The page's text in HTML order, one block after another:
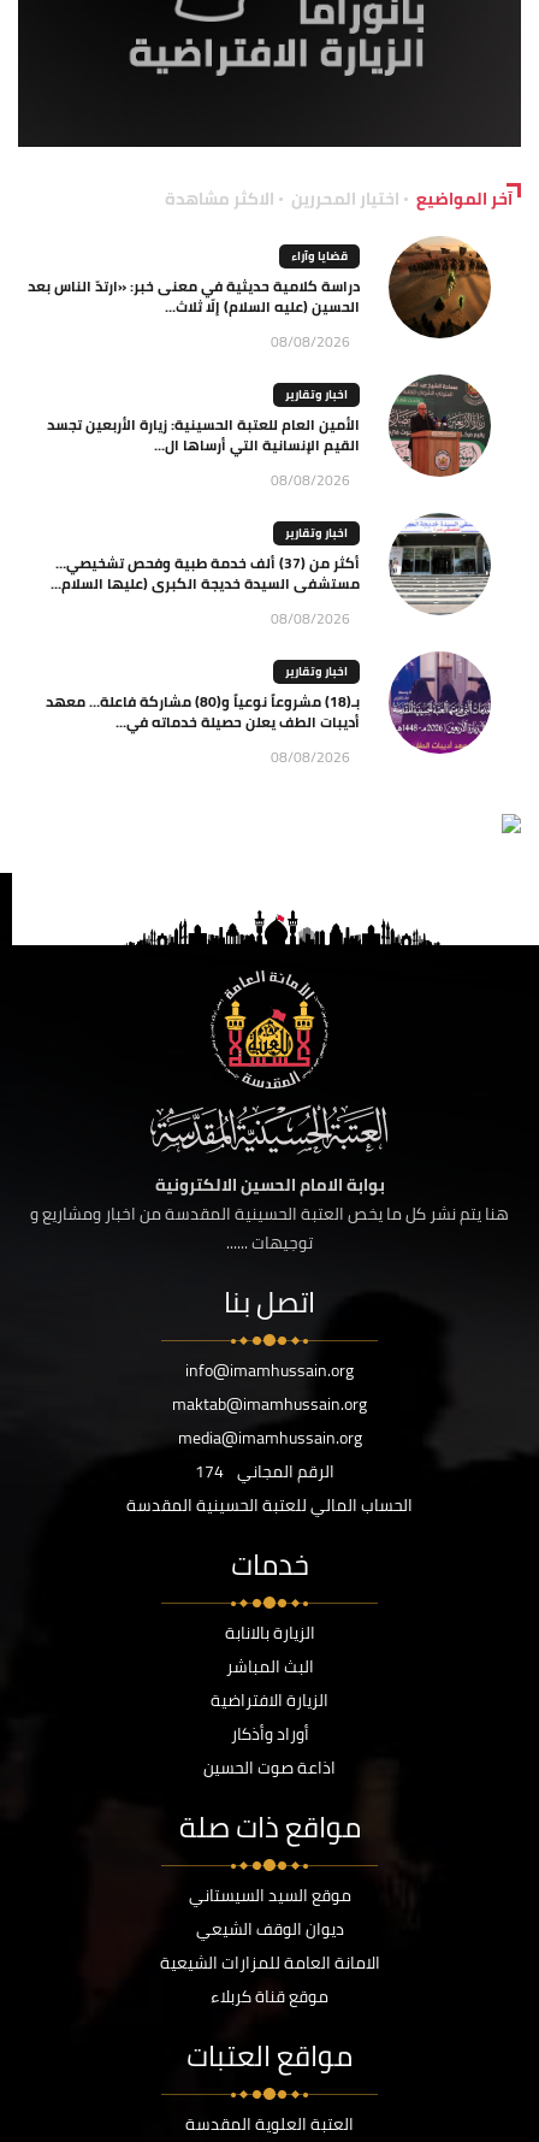
آخر المواضيع اختيار المحررين الاكثر مشاهدة
قضايا وآراء
دراسة كلامية حديثية في معنى خبر: «ارتدّ الناس بعد
الحسين (عليه السلام) إلّا ثلاث...
08/08/2026
اخبار وتقارير
الأمين العام للعتبة الحسينية: زيارة الأربعين تجسد
القيم الإنسانية التي أرساها ال...
08/08/2026
اخبار وتقارير
أكثر من (37) ألف خدمة طبية وفحص تشخيصي…
مستشفى السيدة خديجة الكبرى (عليها السلام...
08/08/2026
اخبار وتقارير
بـ(18) مشروعاً نوعياً و(80) مشاركة فاعلة… معهد
أديبات الطف يعلن حصيلة خدماته في...
08/08/2026
بوابة الامام الحسين الالكترونية
هنا يتم نشر كل ما يخص العتبة الحسينية المقدسة من اخبار ومشاريع و
توجيهات ......
اتصل بنا
info@imamhussain.org
maktab@imamhussain.org
media@imamhussain.org
الرقم المجاني 174
الحساب المالي للعتبة الحسينية المقدسة
خدمات
الزيارة بالانابة
البث المباشر
الزيارة الافتراضية
أوراد وأذكار
اذاعة صوت الحسين
مواقع ذات صلة
موقع السيد السيستاني
ديوان الوقف الشيعي
الامانة العامة للمزارات الشيعية
موقع قناة كربلاء
مواقع العتبات
العتبة العلوية المقدسة